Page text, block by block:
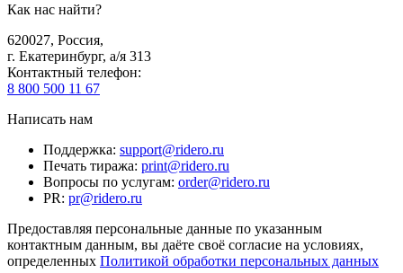
Как нас найти?
620027, Россия,
г. Екатеринбург, а/я 313
Контактный телефон:
8 800 500 11 67
Написать нам
Поддержка: support@ridero.ru
Печать тиража: print@ridero.ru
Вопросы по услугам: order@ridero.ru
PR: pr@ridero.ru
Предоставляя персональные данные по указанным
контактным данным, вы даёте своё согласие на условиях,
определенных Политикой обработки персональных данных